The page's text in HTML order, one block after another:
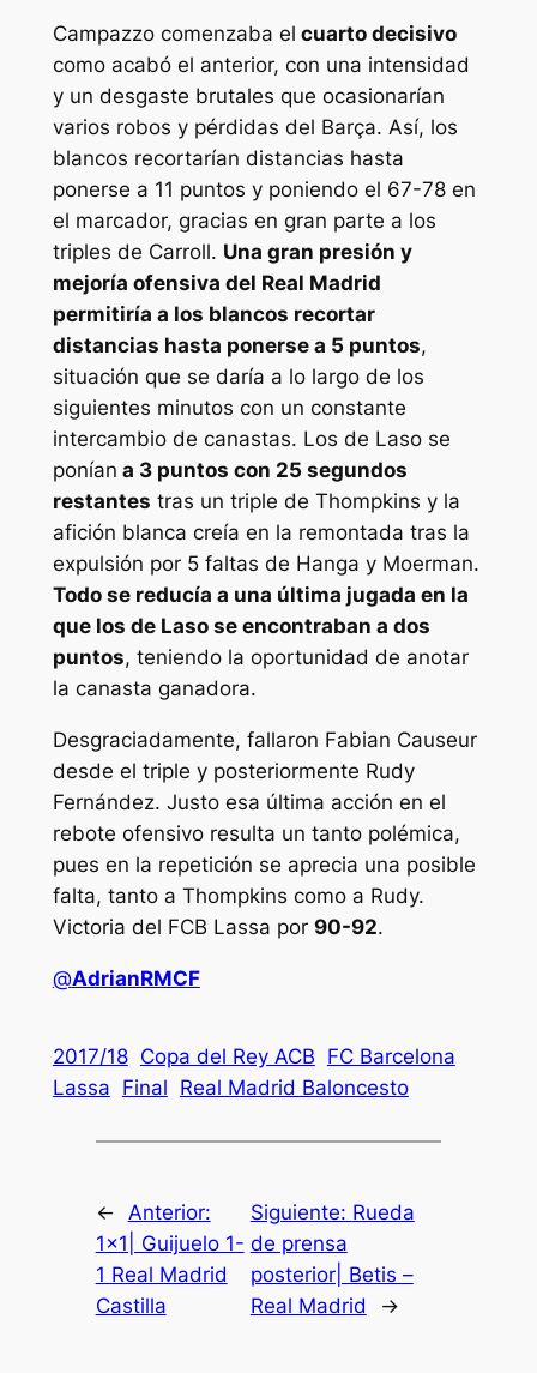
Campazzo comenzaba el cuarto decisivo
como acabó el anterior, con una intensidad
y un desgaste brutales que ocasionarían
varios robos y pérdidas del Barça. Así, los
blancos recortarían distancias hasta
ponerse a 11 puntos y poniendo el 67-78 en
el marcador, gracias en gran parte a los
triples de Carroll. Una gran presión y
mejoría ofensiva del Real Madrid
permitiría a los blancos recortar
distancias hasta ponerse a 5 puntos,
situación que se daría a lo largo de los
siguientes minutos con un constante
intercambio de canastas. Los de Laso se
ponían a 3 puntos con 25 segundos
restantes tras un triple de Thompkins y la
afición blanca creía en la remontada tras la
expulsión por 5 faltas de Hanga y Moerman.
Todo se reducía a una última jugada en la
que los de Laso se encontraban a dos
puntos, teniendo la oportunidad de anotar
la canasta ganadora.
Desgraciadamente, fallaron Fabian Causeur
desde el triple y posteriormente Rudy
Fernández. Justo esa última acción en el
rebote ofensivo resulta un tanto polémica,
pues en la repetición se aprecia una posible
falta, tanto a Thompkins como a Rudy.
Victoria del FCB Lassa por 90-92.
@AdrianRMCF
2017/18 Copa del Rey ACB FC Barcelona
Lassa Final Real Madrid Baloncesto
←
Anterior:
1×1| Guijuelo 1-
1 Real Madrid
Castilla
Siguiente: Rueda
de prensa
posterior| Betis –
Real Madrid
→